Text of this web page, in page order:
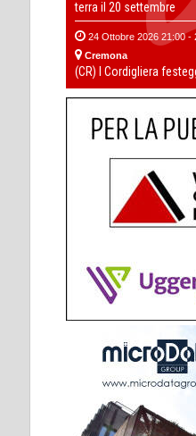
terra il 20 settembre
24 Ottobre 2026 21:00 -
Cremona
(CR) I Cordigliera